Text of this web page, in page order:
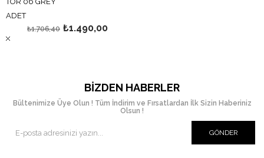
ADET
₺1.490,00
₺1.706,40
BIZDEN HABERLER
Bültenimize Üye Olun ! Tüm İndirim ve Fırsatlardan İlk Sizin Haberiniz
Olsun !
GÖNDER